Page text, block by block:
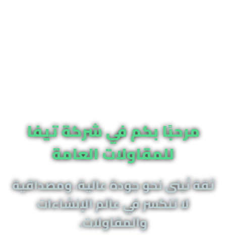
مرحبًا بكم في شركة تيفا
للمقاولات العامة
ثقة تُبنى نحو جودة عالية، ومصداقية
لا تنكسر في عالم الإنشاءات
والمقاولات.